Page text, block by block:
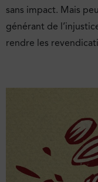
sans impact. Mais
générant de
rendre les